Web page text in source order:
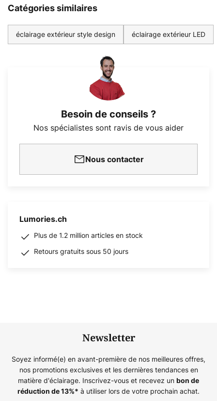
Catégories similaires
éclairage extérieur style design éclairage extérieur LED
Besoin de conseils ?
Nos spécialistes sont ravis de vous aider
Nous contacter
Lumories.ch
Plus de 1.2 million articles en stock
Retours gratuits sous 50 jours
Newsletter
Soyez informé(e) en avant-première de nos meilleures offres,
nos promotions exclusives et les dernières tendances en
matière d'éclairage. Inscrivez-vous et recevez un bon de
réduction de13%* à utiliser lors de votre prochain achat.